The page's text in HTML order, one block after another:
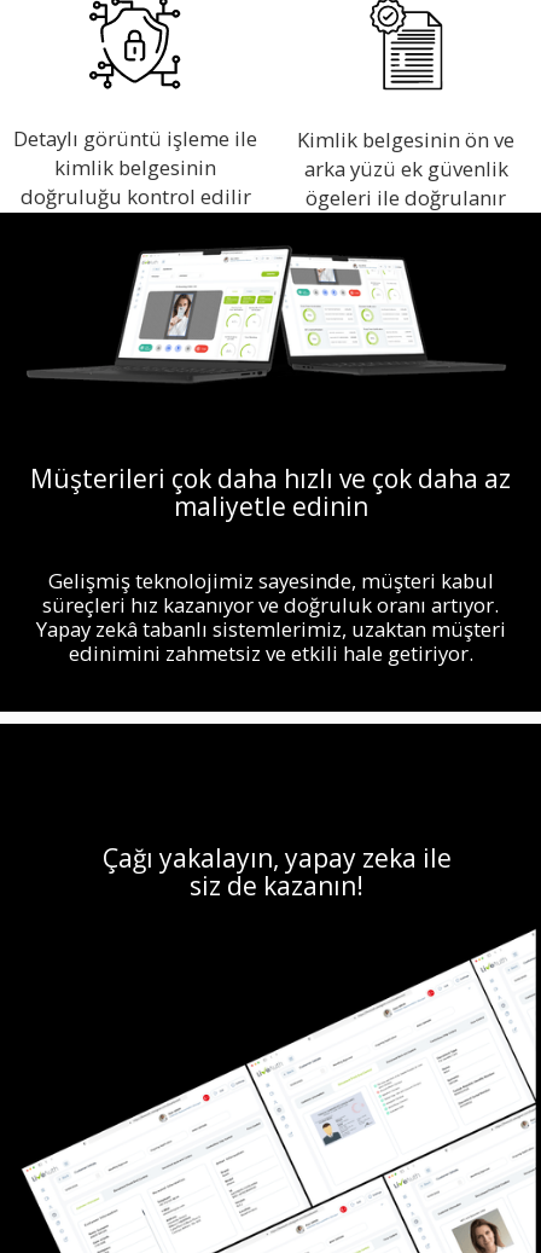
Detaylı görüntü işleme ile
kimlik belgesinin
doğruluğu kontrol edilir
Kimlik belgesinin ön ve
arka yüzü ek güvenlik
ögeleri ile doğrulanır
Müşterileri çok daha hızlı ve çok daha az
maliyetle edinin
Gelişmiş teknolojimiz sayesinde, müşteri kabul
süreçleri hız kazanıyor ve doğruluk oranı artıyor.
Yapay zekâ tabanlı sistemlerimiz, uzaktan müşteri
edinimini zahmetsiz ve etkili hale getiriyor.
Çağı yakalayın, yapay zeka ile
siz de kazanın!